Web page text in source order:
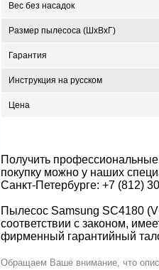
Вес без насадок
Размер пылесоса (ШxВxГ)
Гарантия
Инструкция на русском
Цена
Получить
покупку можно у наших
Санкт-Петербурге: +7 (812)
Пылесос Samsung SC4180
соответствии с законом,
фирменный гарантийный
Обращаем Ваше внимание, что